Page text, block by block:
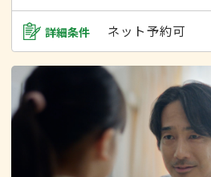
詳細条件 ネット予約可